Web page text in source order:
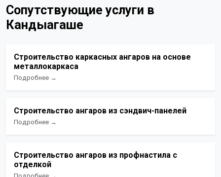
Сопутствующие услуги в
Кандыагаше
Строительство каркасных ангаров на основе
металлокаркаса
Подробнее →
Строительство ангаров из сэндвич-панелей
Подробнее →
Строительство ангаров из профнастила с
отделкой